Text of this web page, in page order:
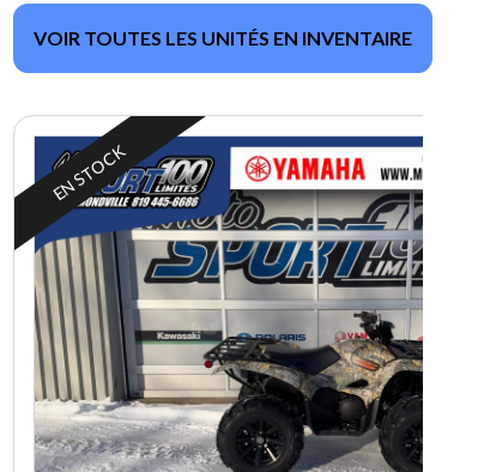
VOIR TOUTES LES UNITÉS EN INVENTAIRE
EN STOCK